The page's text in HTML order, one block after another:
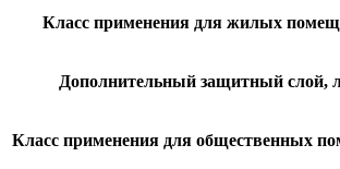
Класс применения для жилых
Дополнительный защитный слой,
Класс применения для общественных